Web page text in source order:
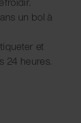
un bol à
et
24 heures.